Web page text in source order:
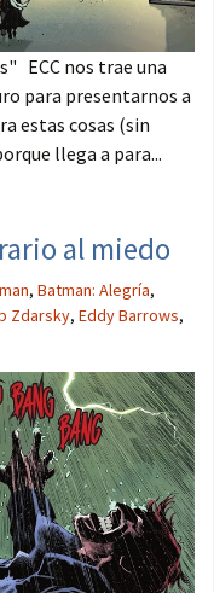
ECC nos trae una
para presentarnos a
estas cosas (sin
llega a para...
al miedo
, Batman: Alegría,
Zdarsky, Eddy Barrows,